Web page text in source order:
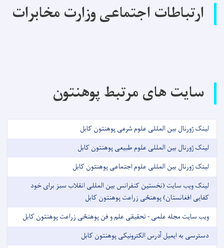
ارتباطات اجتماعی وزارت مخابرات
سایت های مرتبط پوهنتون
لینک ژورنال بین المللی علوم شرعی پوهنتون کابل
لینک ژورنال بین المللی علوم طبیعی پوهنتون کابل
لینک ژورنال بین المللی علوم اجتماعی پوهنتون کابل
لینک ویب سایت (نخستین کنفرانس بین المللی انقلاب سبز برای خود
کفایی افغانستان) پوهنځی زراعت پوهنتون کابل
ویب سایت مجله علمی - تحقیقی علم و فن پوهنځی زراعت پوهنتون کابل
دسترسی به ایمیل آدرس الکترونیکی پوهنتون کابل